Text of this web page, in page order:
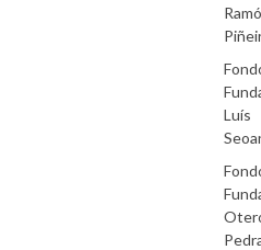
Luís